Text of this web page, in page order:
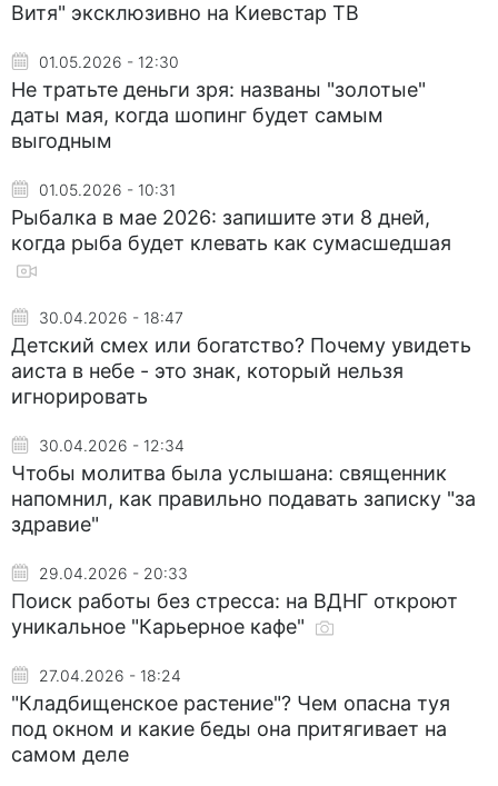
Витя" эксклюзивно на Киевстар ТВ
01.05.2026 - 12:30
Не тратьте деньги зря: названы "золотые"
даты мая, когда шопинг будет самым
выгодным
01.05.2026 - 10:31
Рыбалка в мае 2026: запишите эти 8 дней,
когда рыба будет клевать как сумасшедшая
30.04.2026 - 18:47
Детский смех или богатство? Почему увидеть
аиста в небе - это знак, который нельзя
игнорировать
30.04.2026 - 12:34
Чтобы молитва была услышана: священник
напомнил, как правильно подавать записку "за
здравие"
29.04.2026 - 20:33
Поиск работы без стресса: на ВДНГ откроют
уникальное "Карьерное кафе"
27.04.2026 - 18:24
"Кладбищенское растение"? Чем опасна туя
под окном и какие беды она притягивает на
самом деле